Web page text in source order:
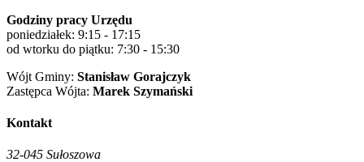
Godziny pracy Urzędu
poniedziałek: 9:15 - 17:15
od wtorku do piątku: 7:30 - 15:30
Wójt Gminy: Stanisław Gorajczyk
Zastępca Wójta: Marek Szymański
Kontakt
32-045 Sułoszowa